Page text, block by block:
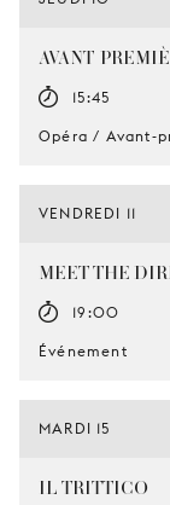
AVANT-
15:45
Opéra / Avant-
VENDREDI 11
MEET THE
19:00
Événement
MARDI 15
IL TRITTICO